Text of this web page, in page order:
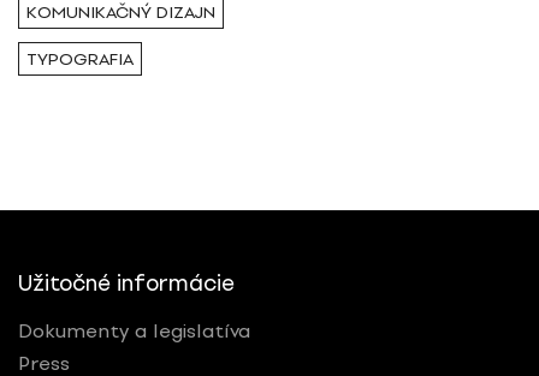
Pavol Bálik
Ocenené
RESETOVAŤ FILTRE
KOMUNIKAČNÝ DIZAJN
TYPOGRAFIA
Užitočné informácie
Dokumenty a legislatíva
Press